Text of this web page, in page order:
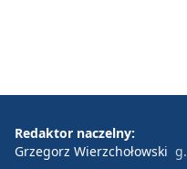
Redaktor naczelny:
Grzegorz Wierzchołowski